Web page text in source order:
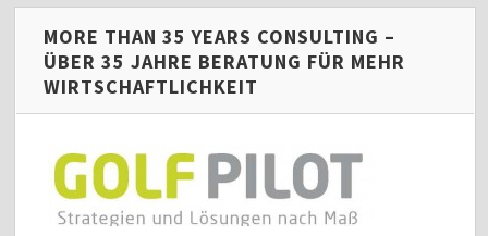
MORE THAN 35 YEARS CONSULTING –
ÜBER 35 JAHRE BERATUNG FÜR MEHR
WIRTSCHAFTLICHKEIT